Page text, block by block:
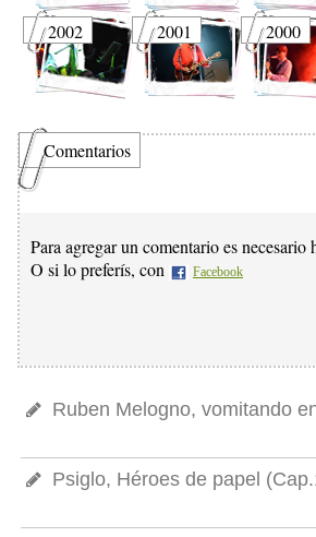
2002 2001 2000
Comentarios
Para agregar un comentario es necesario
O si lo preferís, con Facebook
Ruben Melogno, vomitando
Psiglo, Héroes de papel